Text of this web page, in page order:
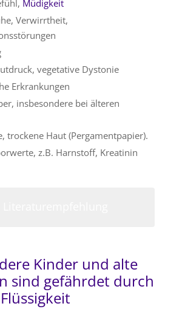
Müdigkeit
Verwirrtheit,
vegetative Dystonie
Erkrankungen
insbesondere bei älteren
trockene Haut (Pergamentpapier).
z.B. Harnstoff, Kreatinin
Kinder und alte
sind gefährdet durch